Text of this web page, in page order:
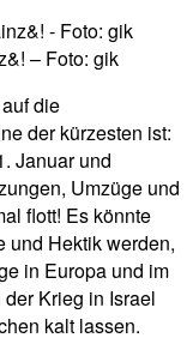
– Foto: gik
die
der kürzesten ist:
Januar und
Umzüge und
flott! Es könnte
und Hektik werden,
in Europa und im
Krieg in Israel
kalt lassen.